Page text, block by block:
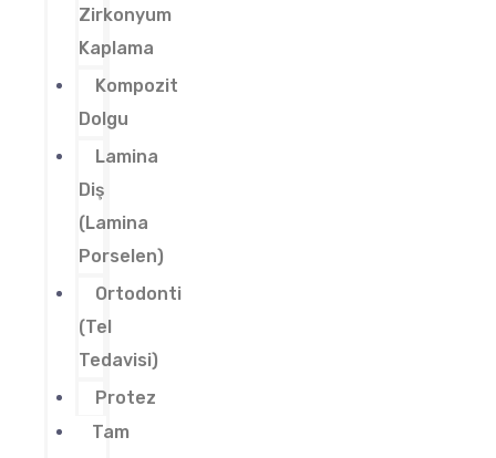
Zirkonyum
Kaplama
Kompozit
Dolgu
Lamina
Diş
(Lamina
Porselen)
Ortodonti
(Tel
Tedavisi)
Protez
Tam